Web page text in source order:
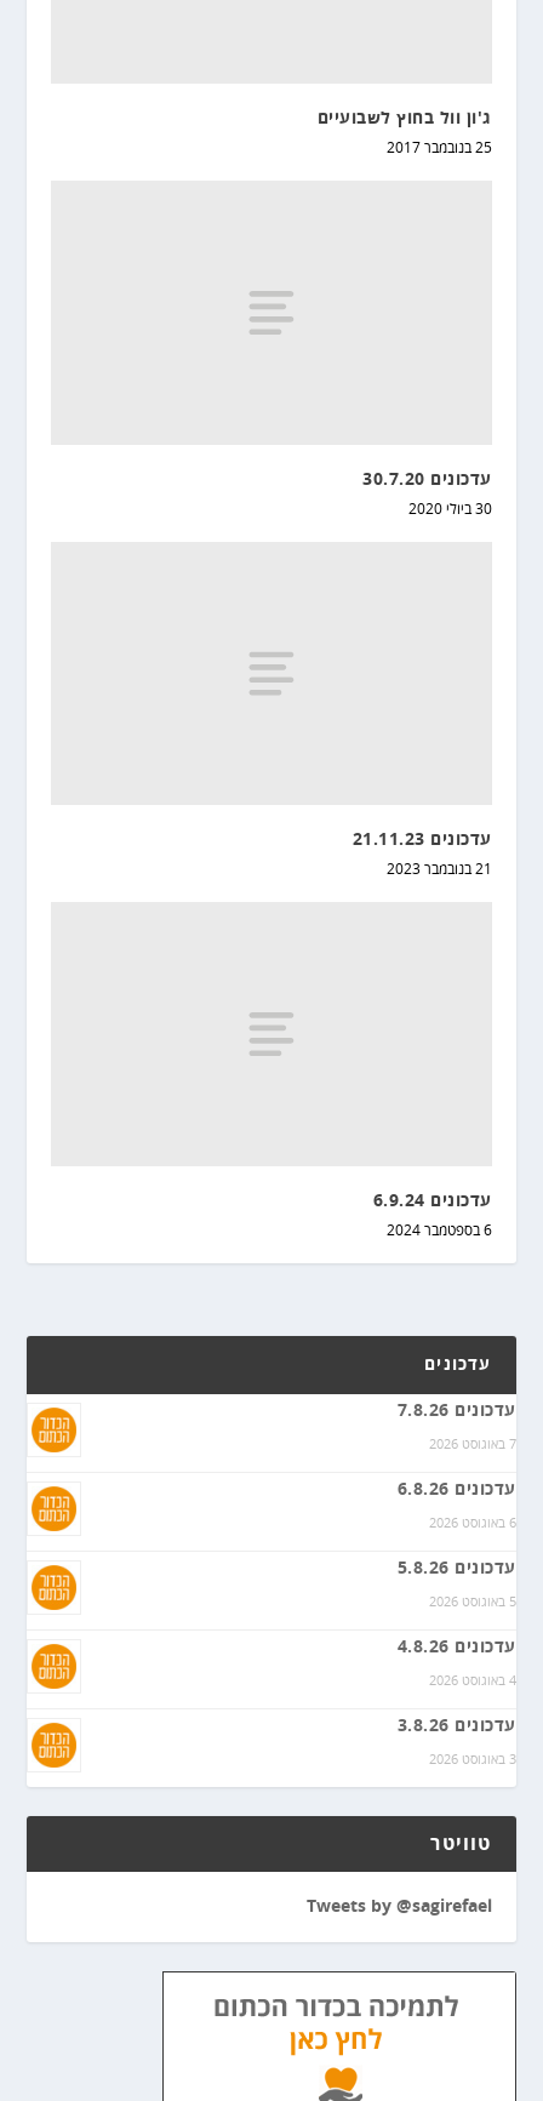
ג'ון וול בחוץ לשבועיים
25 בנובמבר 2017
עדכונים 30.7.20
30 ביולי 2020
עדכונים 21.11.23
21 בנובמבר 2023
עדכונים 6.9.24
6 בספטמבר 2024
עדכונים
עדכונים 7.8.26
7 באוגוסט 2026
עדכונים 6.8.26
6 באוגוסט 2026
עדכונים 5.8.26
5 באוגוסט 2026
עדכונים 4.8.26
4 באוגוסט 2026
עדכונים 3.8.26
3 באוגוסט 2026
טוויטר
Tweets by @sagirefael